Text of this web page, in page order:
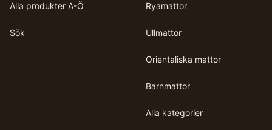
Alla produkter A-Ö
Sök
Ryamattor
Ullmattor
Orientaliska mattor
Barnmattor
Alla kategorier